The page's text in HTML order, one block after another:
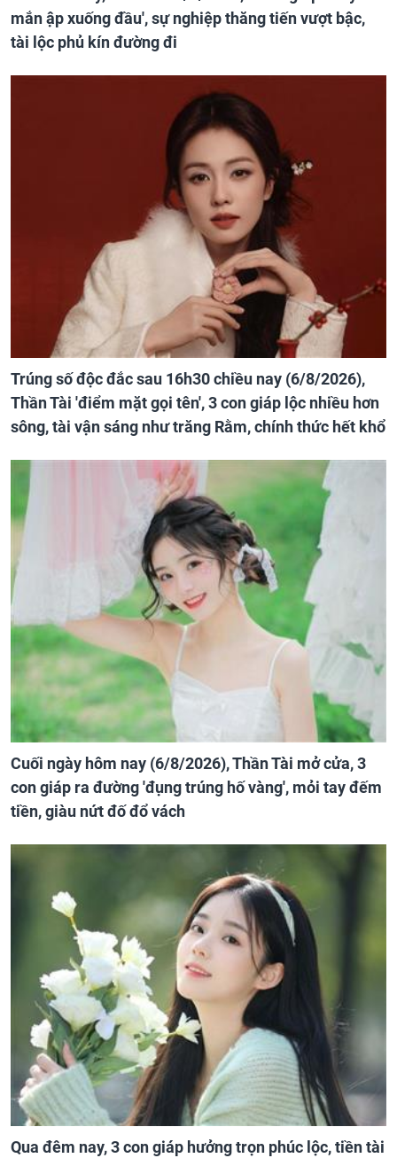
mắn ập xuống đầu', sự nghiệp thăng tiến vượt bậc,
tài lộc phủ kín đường đi
Trúng số độc đắc sau 16h30 chiều nay (6/8/2026),
Thần Tài 'điểm mặt gọi tên', 3 con giáp lộc nhiều hơn
sông, tài vận sáng như trăng Rằm, chính thức hết khổ
Cuối ngày hôm nay (6/8/2026), Thần Tài mở cửa, 3
con giáp ra đường 'đụng trúng hố vàng', mỏi tay đếm
tiền, giàu nứt đố đổ vách
Qua đêm nay, 3 con giáp hưởng trọn phúc lộc, tiền tài